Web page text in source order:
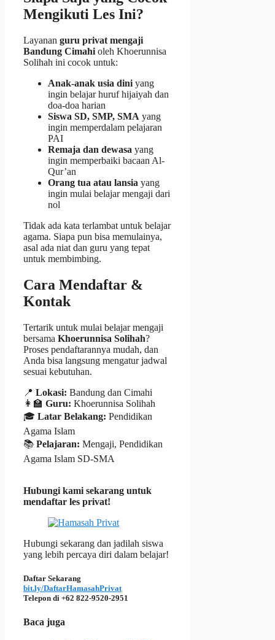
Mengikuti Les Ini?
Layanan guru privat mengaji
Bandung Cimahi oleh Khoerunnisa
Solihah ini cocok untuk:
Anak-anak usia dini yang
ingin belajar huruf hijaiyah dan
doa-doa harian
Siswa SD, SMP, SMA yang
ingin memperdalam pelajaran
PAI
Remaja dan dewasa yang
ingin memperbaiki bacaan Al-
Qur’an
Orang tua atau lansia yang
ingin mulai belajar mengaji dari
nol
Tidak ada kata terlambat untuk belajar
agama. Siapa pun bisa memulainya,
asal ada niat dan guru yang tepat
untuk membimbing.
Cara Mendaftar &
Kontak
Tertarik untuk mulai belajar mengaji
bersama Khoerunnisa Solihah?
Proses pendaftarannya mudah, dan
Anda bisa langsung mengatur jadwal
sesuai kebutuhan.
📍 Lokasi: Bandung dan Cimahi
👩‍🏫 Guru: Khoerunnisa Solihah
🎓 Latar Belakang: Pendidikan
Agama Islam
📚 Pelajaran: Mengaji, Pendidikan
Agama Islam SD-SMA
Hubungi kami sekarang untuk
mendaftar les privat!
Hubungi sekarang dan jadilah siswa
yang lebih percaya diri dalam belajar!
Daftar Sekarang
bit.ly/DaftarHamasahPrivat
Telepon di +62 822-9520-2951
Baca juga